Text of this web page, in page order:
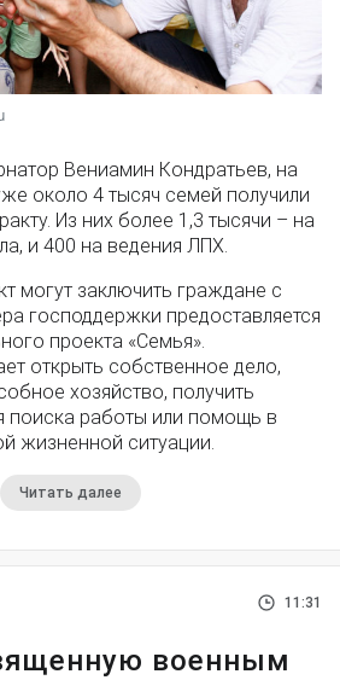
Вениамин Кондратьев, на
около 4 тысяч семей получили
Из них более 1,3 тысячи – на
и 400 на ведения ЛПХ.
могут заключить граждане с
господдержки предоставляется
проекта «Семья».
открыть собственное дело,
хозяйство, получить
поиска работы или помощь в
жизненной ситуации.
Читать далее
11:31
военным